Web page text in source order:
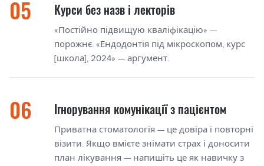
Курси без назв і лекторів
«Постійно підвищую кваліфікацію» —
порожнє. «Ендодонтія під мікроскопом, курс
[школа], 2024» — аргумент.
Ігнорування комунікації з пацієнтом
Приватна стоматологія — це довіра і повторні
візити. Якщо вмієте знімати страх і доносити
план лікування — напишіть це як навичку з